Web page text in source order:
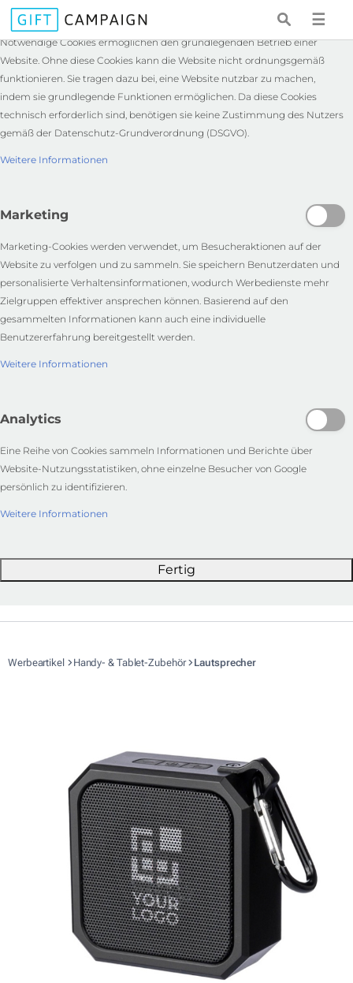
Notwendige
Notwendige Cookies ermöglichen den grundlegenden Betrieb einer
Website. Ohne diese Cookies kann die Website nicht ordnungsgemäß
funktionieren. Sie tragen dazu bei, eine Website nutzbar zu machen,
indem sie grundlegende Funktionen ermöglichen. Da diese Cookies
technisch erforderlich sind, benötigen sie keine Zustimmung des Nutzers
gemäß der Datenschutz-Grundverordnung (DSGVO).
Weitere Informationen
Marketing
Marketing-Cookies werden verwendet, um Besucheraktionen auf der
Website zu verfolgen und zu sammeln. Sie speichern Benutzerdaten und
personalisierte Verhaltensinformationen, wodurch Werbedienste mehr
Zielgruppen effektiver ansprechen können. Basierend auf den
gesammelten Informationen kann auch eine individuelle
Benutzererfahrung bereitgestellt werden.
Weitere Informationen
Analytics
Eine Reihe von Cookies sammeln Informationen und Berichte über
Website-Nutzungsstatistiken, ohne einzelne Besucher von Google
persönlich zu identifizieren.
Weitere Informationen
Fertig
☰
Werbeartikel Handy- & Tablet-Zubehör Lautsprecher